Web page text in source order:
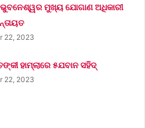
ଭୁବନେଶ୍ୱର ମୁଖ୍ୟ ଯୋଗାଣ ଅଧିକାରୀ
22, 2023
ହାମ୍‌ଲାରେ ୫ଯବାନ ସହିଦ୍
22, 2023